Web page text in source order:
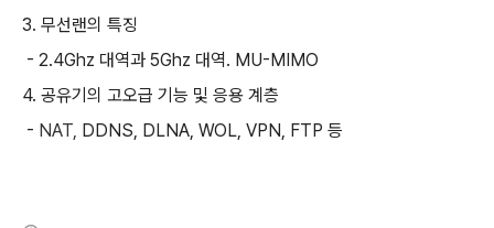
3. 무선랜의 특징
- 2.4Ghz 대역과 5Ghz 대역. MU-MIMO
4. 공유기의 고오급 기능 및 응용 계층
- NAT, DDNS, DLNA, WOL, VPN, FTP 등